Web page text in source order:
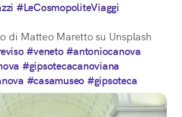
#LeCosmopoliteViaggi
di Matteo Maretto su Unsplash
#veneto #antoniocanova
#gipsotecacanoviana
#casamuseo #gipsoteca